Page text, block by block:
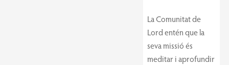
La Comunitat de
Lord entén que la
seva missió és
meditar i aprofundir